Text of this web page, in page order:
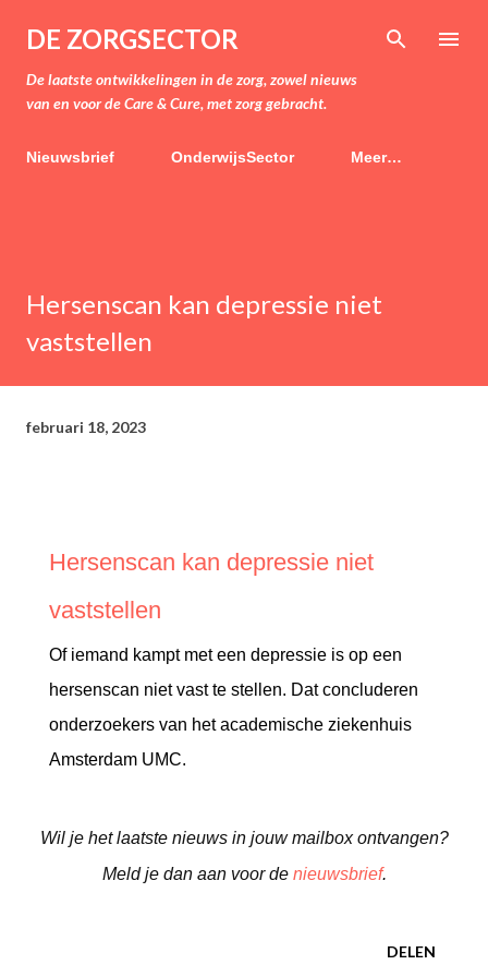
Doorgaan naar hoofdcontent
DE ZORGSECTOR
De laatste ontwikkelingen in de zorg, zowel nieuws
van en voor de Care & Cure, met zorg gebracht.
Nieuwsbrief OnderwijsSector Meer…
Hersenscan kan depressie niet
vaststellen
februari 18, 2023
Hersenscan kan depressie niet
vaststellen
Of iemand kampt met een depressie is op een
hersenscan niet vast te stellen. Dat concluderen
onderzoekers van het academische ziekenhuis
Amsterdam UMC.
Wil je het laatste nieuws in jouw mailbox ontvangen?
Meld je dan aan voor de nieuwsbrief.
DELEN